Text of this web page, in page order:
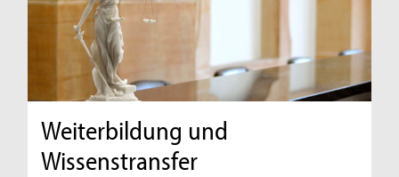
Weiterbildung und
Wissenstransfer